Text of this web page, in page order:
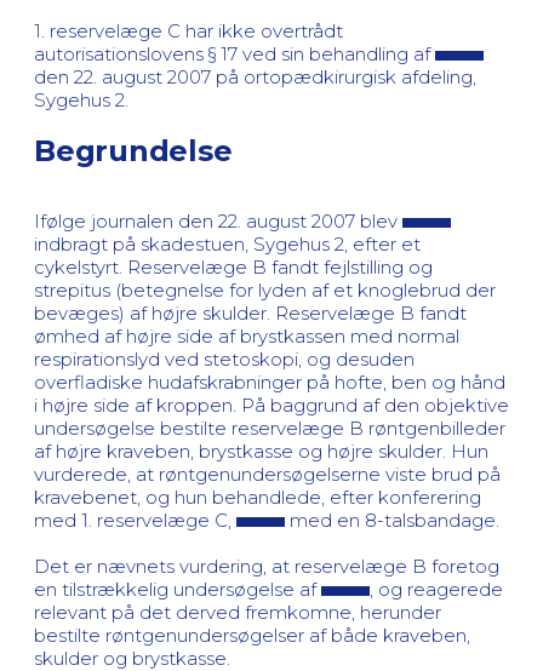
1. reservelæge C har ikke overtrådt
autorisationslovens § 17 ved sin behandling af
den 22. august 2007 på ortopædkirurgisk afdeling,
Sygehus 2.
Begrundelse
Ifølge journalen den 22. august 2007 blev
indbragt på skadestuen, Sygehus 2, efter et
cykelstyrt. Reservelæge B fandt fejlstilling og
strepitus (betegnelse for lyden af et knoglebrud der
bevæges) af højre skulder. Reservelæge B fandt
ømhed af højre side af brystkassen med normal
respirationslyd ved stetoskopi, og desuden
overfladiske hudafskrabninger på hofte, ben og hånd
i højre side af kroppen. På baggrund af den objektive
undersøgelse bestilte reservelæge B røntgenbilleder
af højre kraveben, brystkasse og højre skulder. Hun
vurderede, at røntgenundersøgelserne viste brud på
kravebenet, og hun behandlede, efter konferering
med 1. reservelæge C,
med en 8-talsbandage.
Det er nævnets vurdering, at reservelæge B foretog
en tilstrækkelig undersøgelse af
, og reagerede
relevant på det derved fremkomne, herunder
bestilte røntgenundersøgelser af både kraveben,
skulder og brystkasse.